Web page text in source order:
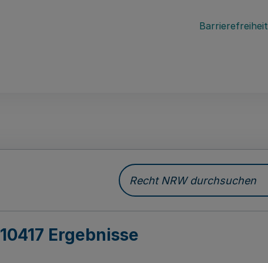
Barrierefreiheit
Recht NRW durchsuchen
10417 Ergebnisse